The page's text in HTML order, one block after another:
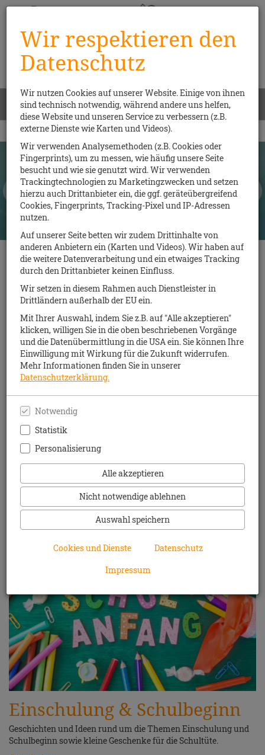
Wir respektieren den
Datenschutz
Wir nutzen Cookies auf unserer Website. Einige von ihnen
sind technisch notwendig, während andere uns helfen,
diese Website und unseren Service zu verbessern (z.B.
externe Dienste wie Karten und Videos).
Wir verwenden Analysemethoden (z.B. Cookies oder
Fingerprints), um zu messen, wie häufig unsere Seite
besucht und wie sie genutzt wird. Wir verwenden
Trackingtechnologien zu Marketingzwecken und setzen
hierzu auch Drittanbieter ein, die ggf. geräteübergreifend
Cookies, Fingerprints, Tracking-Pixel und IP-Adressen
nutzen.
Auf unserer Seite betten wir zudem Drittinhalte von
anderen Anbietern ein (Karten und Videos). Wir haben auf
die weitere Datenverarbeitung und ein etwaiges Tracking
durch den Drittanbieter keinen Einfluss.
Wir setzen in diesem Rahmen auch Dienstleister in
Drittländern außerhalb der EU ein.
Mit Ihrer Auswahl, indem Sie z.B. auf "Alle akzeptieren"
klicken, willigen Sie in die oben beschriebenen Vorgänge
und die Datenübermittlung in die USA ein. Sie können Ihre
Einwilligung mit Wirkung für die Zukunft widerrufen.
Mehr Informationen finden Sie in unserer
Datenschutzerklärung.
Notwendig
Statistik
Personalisierung
Alle akzeptieren
Nicht notwendige ablehnen
Auswahl speichern
Cookies und Dienste
Datenschutz
Impressum
Menü
tolino flip
Per Knopfdruck umblättern - ideal für Urlaub, Strand, Balkon
und entspannte Lesestunden unterwegs.
Einschulung & Schulbeginn
Geschichten und Ideen rund um die Themen Einschulung und
Schulbeginn sowie kleine Geschenke für die Schultüte.